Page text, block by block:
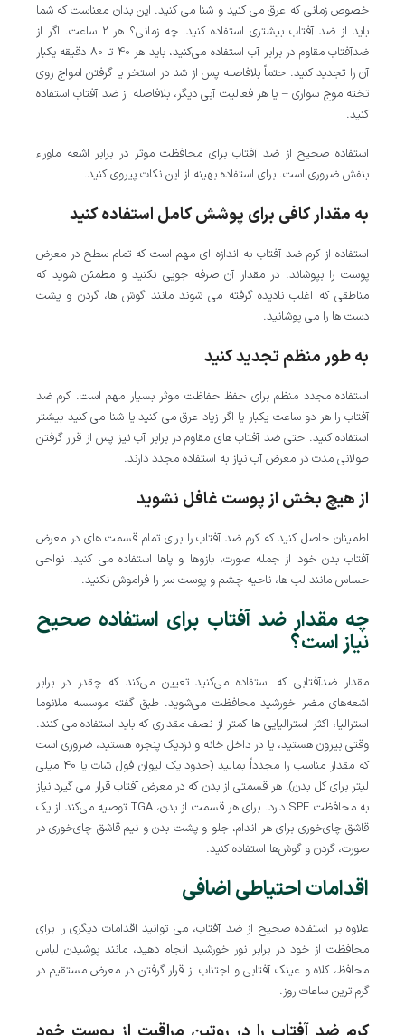
خصوص زمانی که عرق می کنید و شنا می کنید. این بدان معناست که شما
باید از ضد آفتاب بیشتری استفاده کنید. چه زمانی؟ هر 2 ساعت. اگر از
ضدآفتاب مقاوم در برابر آب استفاده می‌کنید، باید هر 40 تا 80 دقیقه یکبار
آن را تجدید کنید. حتماً بلافاصله پس از شنا در استخر یا گرفتن امواج روی
تخته موج سواری – یا هر فعالیت آبی دیگر، بلافاصله از ضد آفتاب استفاده
کنید.
استفاده صحیح از ضد آفتاب برای محافظت موثر در برابر اشعه ماوراء
بنفش ضروری است. برای استفاده بهینه از این نکات پیروی کنید.
به مقدار کافی برای پوشش کامل استفاده کنید
استفاده از کرم ضد آفتاب به اندازه ای مهم است که تمام سطح در معرض
پوست را بپوشاند. در مقدار آن صرفه جویی نکنید و مطمئن شوید که
مناطقی که اغلب نادیده گرفته می شوند مانند گوش ها، گردن و پشت
دست ها را می پوشانید.
به طور منظم تجدید کنید
استفاده مجدد منظم برای حفظ حفاظت موثر بسیار مهم است. کرم ضد
آفتاب را هر دو ساعت یکبار یا اگر زیاد عرق می کنید یا شنا می کنید بیشتر
استفاده کنید. حتی ضد آفتاب های مقاوم در برابر آب نیز پس از قرار گرفتن
طولانی مدت در معرض آب نیاز به استفاده مجدد دارند.
از هیچ بخش از پوست غافل نشوید
اطمینان حاصل کنید که کرم ضد آفتاب را برای تمام قسمت های در معرض
آفتاب بدن خود از جمله صورت، بازوها و پاها استفاده می کنید. نواحی
حساس مانند لب ها، ناحیه چشم و پوست سر را فراموش نکنید.
چه مقدار ضد آفتاب برای استفاده صحیح
نیاز است؟
مقدار ضدآفتابی که استفاده می‌کنید تعیین می‌کند که چقدر در برابر
اشعه‌های مضر خورشید محافظت می‌شوید. طبق گفته موسسه ملانوما
استرالیا، اکثر استرالیایی ها کمتر از نصف مقداری که باید استفاده می کنند.
وقتی بیرون هستید، یا در داخل خانه و نزدیک پنجره هستید، ضروری است
که مقدار مناسب را مجدداً بمالید (حدود یک لیوان فول شات یا 40 میلی
لیتر برای کل بدن). هر قسمتی از بدن که در معرض آفتاب قرار می گیرد نیاز
به محافظت SPF دارد. برای هر قسمت از بدن، TGA توصیه می‌کند از یک
قاشق چای‌خوری برای هر اندام، جلو و پشت بدن و نیم قاشق چای‌خوری در
صورت، گردن و گوش‌ها استفاده کنید.
اقدامات احتیاطی اضافی
علاوه بر استفاده صحیح از ضد آفتاب، می توانید اقدامات دیگری را برای
محافظت از خود در برابر نور خورشید انجام دهید، مانند پوشیدن لباس
محافظ، کلاه و عینک آفتابی و اجتناب از قرار گرفتن در معرض مستقیم در
گرم ترین ساعات روز.